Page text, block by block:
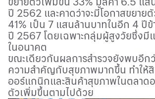
ปี 2562 และคาดว่าจะมีโอกาสขยาย
41% เป็น 7 แสนล้านบาทในอีก 4 ปีข้
ปี 2567 โดยเฉพาะกลุ่มผู้สูงวัยซึ่งมี
ในอนาคต
ขณะเดียวกันผลการสำรวจยังพบอีก
ความสำคัญกับสุขภาพมากขึ้น ทำให้
ออร์แกนิกและสินค้าสุขภาพในตลาด
ตัวเพิ่มขึ้นตามไปด้วย